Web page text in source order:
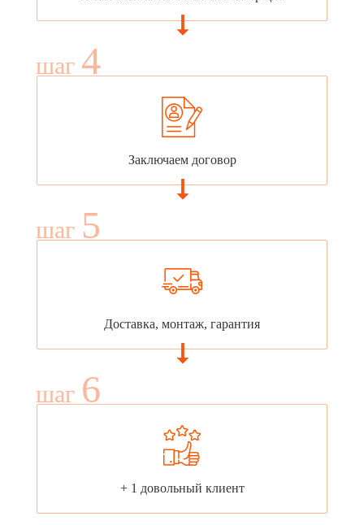
шаг 4
Заключаем договор
шаг 5
Доставка, монтаж, гарантия
шаг 6
+ 1 довольный клиент